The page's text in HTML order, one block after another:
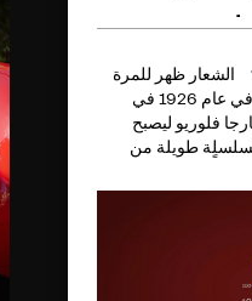
الشعار ظهر للمرة
الأولى في عام 1926 في
فلوريو ليصبح
لسلسلٍة طويلة من
والإنجازات التقنية،